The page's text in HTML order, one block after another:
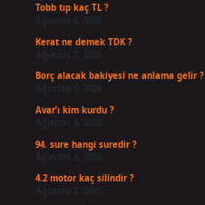
Tobb tıp kaç TL ?
Ağustos 8, 2026
Kerat ne demek TDK ?
Ağustos 7, 2026
Borç alacak bakiyesi ne anlama gelir ?
Ağustos 6, 2026
Avar’ı kim kurdu ?
Ağustos 4, 2026
94. sure hangi suredir ?
Ağustos 3, 2026
4.2 motor kaç silindir ?
Ağustos 3, 2026